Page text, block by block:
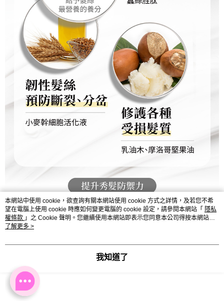
本網站中使用 cookie，欲查詢有關本網站使用 cookie 方式之詳情，及若您不希
望在電腦上使用 cookie 時應如何變更電腦的 cookie 設定，請參閱本網站「 隱私
權條款 」之 Cookie 聲明。您繼續使用本網站即表示您同意本公司得按本網站使
用條款之 Cookie 聲明使用 cookie。
了解更多 >
我知道了